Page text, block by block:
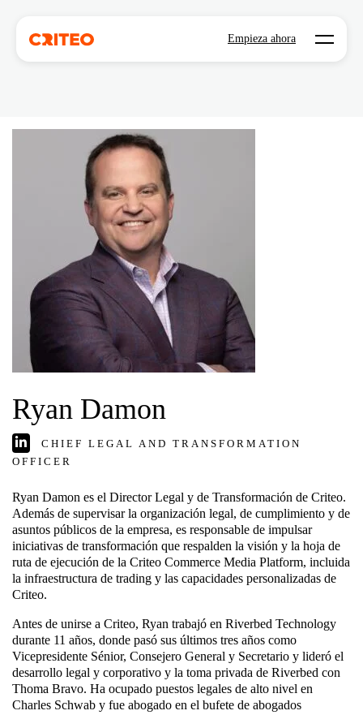
Empieza ahora Open
Ryan Damon
CHIEF LEGAL AND TRANSFORMATION
OFFICER
Ryan Damon es el Director Legal y de Transformación de Criteo.
Además de supervisar la organización legal, de cumplimiento y de
asuntos públicos de la empresa, es responsable de impulsar
iniciativas de transformación que respalden la visión y la hoja de
ruta de ejecución de la Criteo Commerce Media Platform, incluida
la infraestructura de trading y las capacidades personalizadas de
Criteo.
Antes de unirse a Criteo, Ryan trabajó en Riverbed Technology
durante 11 años, donde pasó sus últimos tres años como
Vicepresidente Sénior, Consejero General y Secretario y lideró el
desarrollo legal y corporativo y la toma privada de Riverbed con
Thoma Bravo. Ha ocupado puestos legales de alto nivel en
Charles Schwab y fue abogado en el bufete de abogados